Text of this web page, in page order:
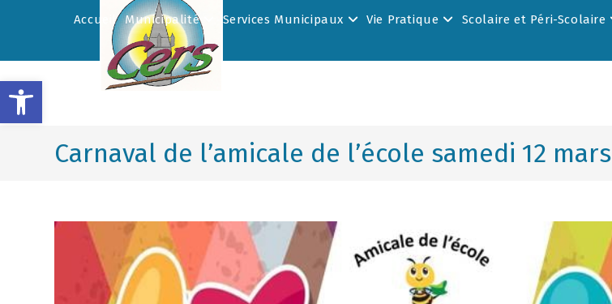
Accueil Municipalité Services Municipaux Vie Pratique Scolaire et Péri-Scolaire
Carnaval de l’amicale de l’école samedi 12 mars
Ouvrir la barre d’outils